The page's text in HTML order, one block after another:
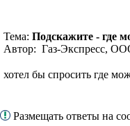
Тема: Подскажите - где
Автор: Газ-Экспресс,
хотел бы спросить где
Размещать ответы на